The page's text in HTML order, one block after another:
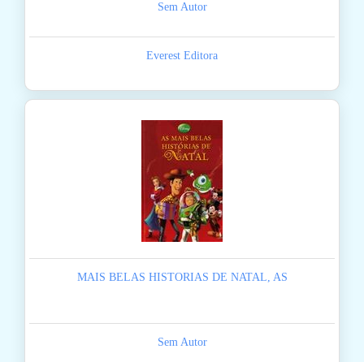
Sem Autor
Everest Editora
MAIS BELAS HISTORIAS DE NATAL, AS
Sem Autor